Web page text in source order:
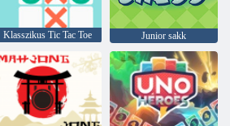
Klasszikus Tic Tac Toe Junior sakk